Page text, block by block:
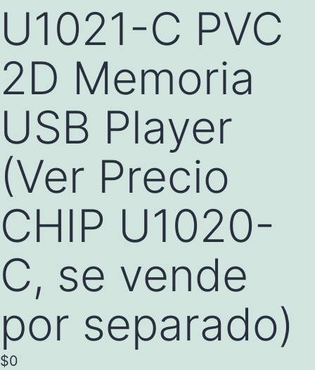
U1021-C PVC
2D Memoria
USB Player
(Ver Precio
CHIP U1020-
C, se vende
por separado)
$0